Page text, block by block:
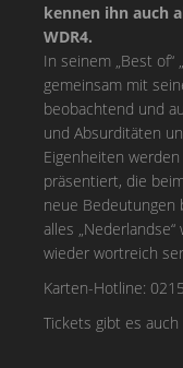
kennen ihn auch
WDR4.
In seinem „Best of“
gemeinsam mit
beobachtend und
und Absurditäten
Eigenheiten
präsentiert, die
neue Bedeutungen
alles „Nederlandse“
wieder wortreich
Karten-Hotline:
Tickets gibt es auch